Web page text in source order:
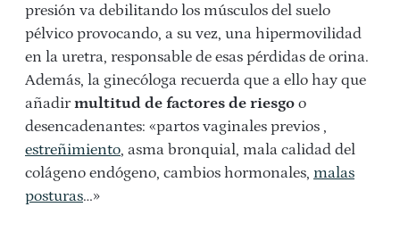
presión va debilitando los músculos del suelo
pélvico provocando, a su vez, una hipermovilidad
en la uretra, responsable de esas pérdidas de orina.
Además, la ginecóloga recuerda que a ello hay que
añadirmultitud de factores de riesgo o
desencadenantes: «partos vaginales previos ,
estreñimiento, asma bronquial, mala calidad del
colágeno endógeno, cambios hormonales, malas
posturas…»